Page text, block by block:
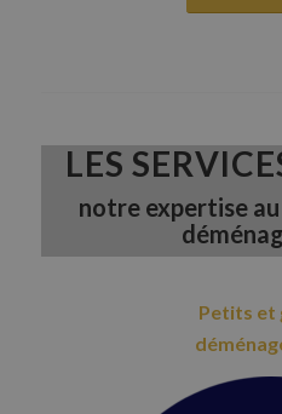
LES
notre expertise
Petits et